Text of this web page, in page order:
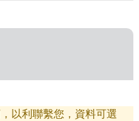
以利聯繫您，資料可選